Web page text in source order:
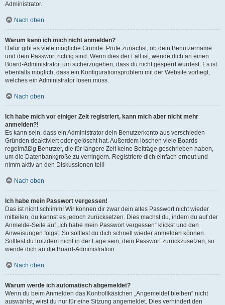
Administrator.
Nach oben
Warum kann ich mich nicht anmelden?
Dafür gibt es viele mögliche Gründe. Prüfe zunächst, ob dein Benutzername
und dein Passwort richtig sind. Wenn dies der Fall ist, wende dich an einen
Board-Administrator, um sicherzugehen, dass du nicht gesperrt wurdest. Es ist
ebenfalls möglich, dass ein Konfigurationsproblem mit der Website vorliegt,
welches ein Administrator lösen muss.
Nach oben
Ich habe mich vor einiger Zeit registriert, kann mich aber nicht mehr
anmelden?!
Es kann sein, dass ein Administrator dein Benutzerkonto aus verschieden
Gründen deaktiviert oder gelöscht hat. Außerdem löschen viele Boards
regelmäßig Benutzer, die für längere Zeit keine Beiträge geschrieben haben,
um die Datenbankgröße zu verringern. Registriere dich einfach erneut und
nimm aktiv an den Diskussionen teil!
Nach oben
Ich habe mein Passwort vergessen!
Das ist nicht schlimm! Wir können dir zwar dein altes Passwort nicht wieder
mitteilen, du kannst es jedoch zurücksetzen. Dies machst du, indem du auf der
Anmelde-Seite auf „Ich habe mein Passwort vergessen“ klickst und den
Anweisungen folgst. So solltest du dich schnell wieder anmelden können.
Solltest du trotzdem nicht in der Lage sein, dein Passwort zurückzusetzen, so
wende dich an die Board-Administration.
Nach oben
Warum werde ich automatisch abgemeldet?
Wenn du beim Anmelden das Kontrollkästchen „Angemeldet bleiben“ nicht
auswählst, wirst du nur für eine Sitzung angemeldet. Dies verhindert den